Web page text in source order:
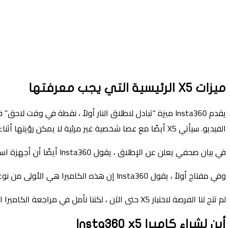
ميزات X5 الرئيسية التي يجب معرفتها
الفيديو. سيأتي X5 أيضًا مع عصا شخصية غير مرئية لا يمكن رؤيتها أثناء التصوير ، مما يمنحه تأثيرًا فريدًا من كاميرا من منظور الشخص الثالث.
في بيان صحفي يعلن عن الإطلاق ، يقول Insta360 أيضًا أن أجهزة استشعار X5 أكبر بنسبة 144 في المائة من X4 ، مما يتيح وضعًا جديدًا للضوء المنخفض ذي الذكاء الاصطناعي.
وفي مفتاح أولاً ، يقول Insta360 إن هذه الكاميرا هي الأولى من نوعها التي تتميز بالعدسات القابلة للاستبدال.
لم تتح لنا الفرصة لاختبار X5 حتى الآن ، لكننا نأمل في مراجعة الكاميرا الجديدة التي تبلغ 360 درجة قريبًا.
أين لشراء كاميرا Insta360 x5